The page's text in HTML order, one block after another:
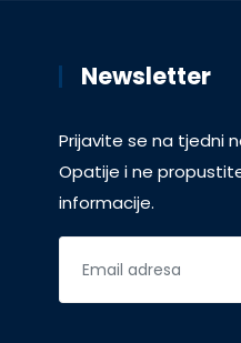
Newsletter
Prijavite se na tjedni
Opatije i ne
informacije.